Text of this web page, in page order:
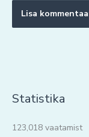
Statistika
123,018 vaatamist